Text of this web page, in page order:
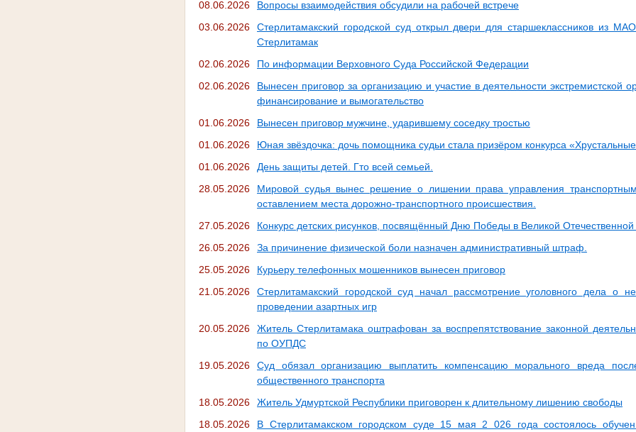
08.06.2026
Вопросы взаимодействия обсудили на рабочей встрече
03.06.2026
Стерлитамакский городской суд открыл двери для старшеклассников из
Стерлитамак
02.06.2026
По информации Верховного Суда Российской Федерации
02.06.2026
Вынесен приговор за организацию и участие в деятельности экстремистской
финансирование и вымогательство
01.06.2026
Вынесен приговор мужчине, ударившему соседку тростью
01.06.2026
Юная звёздочка: дочь помощника судьи стала призёром конкурса «Хрустальные
01.06.2026
День защиты детей. Гто всей семьей.
28.05.2026
Мировой судья вынес решение о лишении права управления
оставлением места дорожно-транспортного происшествия.
27.05.2026
Конкурс детских рисунков, посвящённый Дню Победы в Великой
26.05.2026
За причинение физической боли назначен административный штраф.
25.05.2026
Курьеру телефонных мошенников вынесен приговор
21.05.2026
Стерлитамакский городской суд начал рассмотрение уголовного дела о
проведении азартных игр
20.05.2026
Житель Стерлитамака оштрафован за воспрепятствование законной
по ОУПДС
19.05.2026
Суд обязал организацию выплатить компенсацию морального вреда
общественного транспорта
18.05.2026
Житель Удмуртской Республики приговорен к длительному лишению свободы
18.05.2026
В Стерлитамакском городском суде 15 мая 2 026 года состоялось